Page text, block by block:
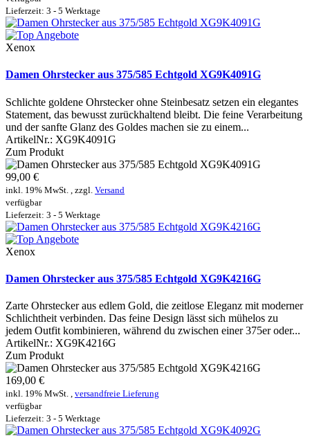
Lieferzeit: 3 - 5 Werktage
Xenox
Damen Ohrstecker aus 375/585 Echtgold XG9K4091G
Schlichte goldene Ohrstecker ohne Steinbesatz setzen ein elegantes
Statement, das bewusst zurückhaltend bleibt. Die feine Verarbeitung
und der sanfte Glanz des Goldes machen sie zu einem...
ArtikelNr.: XG9K4091G
Zum Produkt
99,00 €
inkl. 19% MwSt. , zzgl. Versand
verfügbar
Lieferzeit: 3 - 5 Werktage
Xenox
Damen Ohrstecker aus 375/585 Echtgold XG9K4216G
Zarte Ohrstecker aus edlem Gold, die zeitlose Eleganz mit moderner
Schlichtheit verbinden. Das feine Design lässt sich mühelos zu
jedem Outfit kombinieren, während du zwischen einer 375er oder...
ArtikelNr.: XG9K4216G
Zum Produkt
169,00 €
inkl. 19% MwSt. , versandfreie Lieferung
verfügbar
Lieferzeit: 3 - 5 Werktage